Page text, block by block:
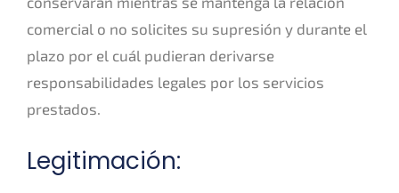
comercial o no solicites su supresión y durante el
plazo por el cuál pudieran derivarse
responsabilidades legales por los servicios
prestados.
Legitimación: